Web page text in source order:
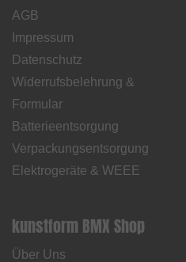
AGB
Impressum
Datenschutz
Widerrufsbelehrung &
Formular
Batterieentsorgung
Verpackungsentsorgung
Elektrogeräte & WEEE
kunstform BMX Shop
Über Uns